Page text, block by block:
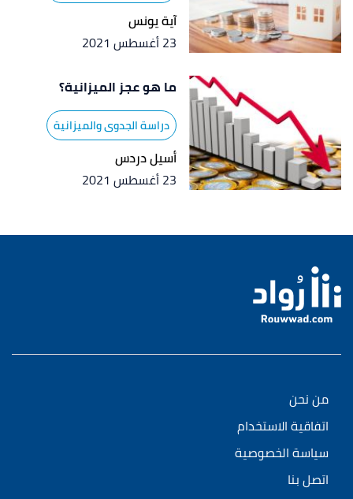
آية يونس
23 أغسطس 2021
ما هو عجز الميزانية؟
دراسة الجدوى والميزانية
أسيل دردس
23 أغسطس 2021
من نحن
اتفاقية الاستخدام
سياسة الخصوصية
اتصل بنا